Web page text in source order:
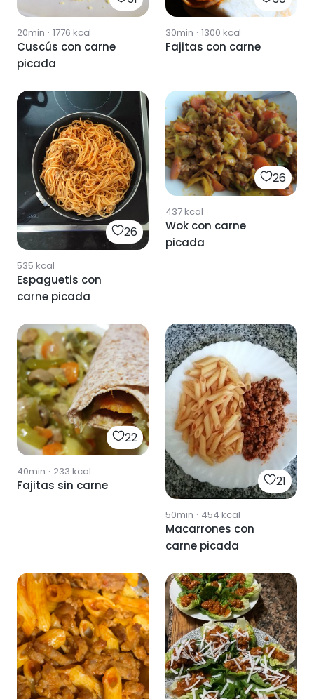
20min · 1776 kcal
Cuscús con carne
picada
30min · 1300 kcal
Fajitas con carne
26
535 kcal
Espaguetis con
carne picada
26
437kcal
Wok con carne
picada
22
40min · 233 kcal
Fajitas sin carne 21
50min · 454 kcal
Macarrones con
carne picada